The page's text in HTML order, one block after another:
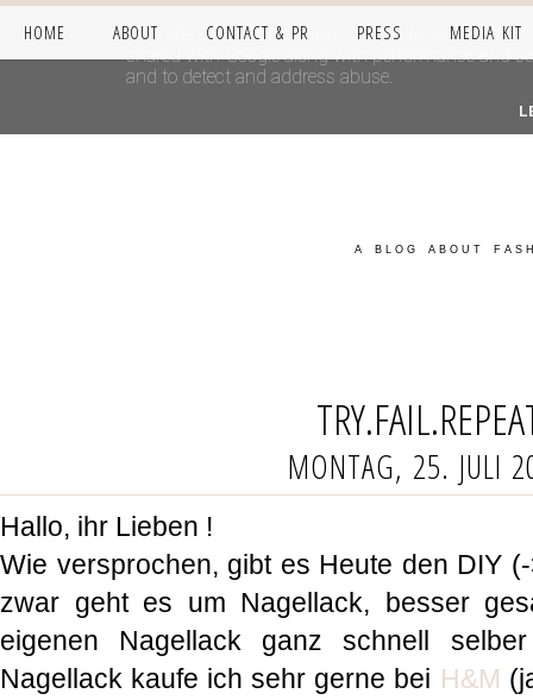
HOME ABOUT CONTACT & PR PRESS MEDIA KIT
A BLOG ABOUT
MONTAG, 25. JULI
Hallo, ihr Lieben !
Wie versprochen, gibt es Heute den DIY
zwar geht es um Nagellack, besser
eigenen Nagellack ganz schnell
Nagellack kaufe ich sehr gerne bei H&M
This site uses cookies from Google to deliver its
shared with Google along with performance and
and to detect and address abuse.